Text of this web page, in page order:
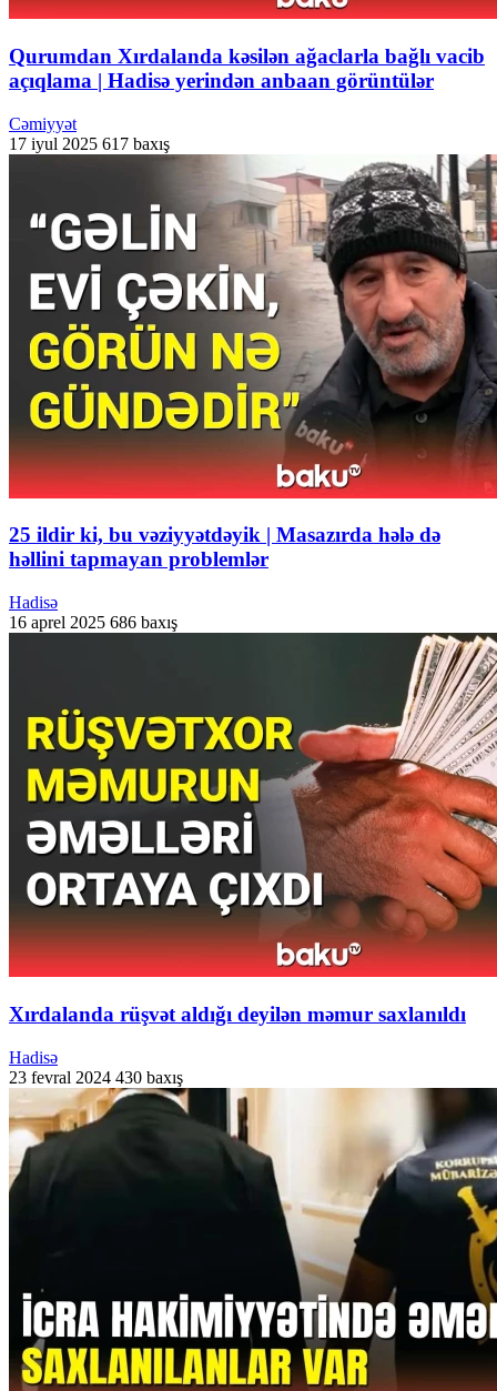
Qurumdan Xırdalanda kəsilən ağaclarla bağlı vacib
açıqlama | Hadisə yerindən anbaan görüntülər
Cəmiyyət
17 iyul 2025 617 baxış
25 ildir ki, bu vəziyyətdəyik | Masazırda hələ də
həllini tapmayan problemlər
Hadisə
16 aprel 2025 686 baxış
Xırdalanda rüşvət aldığı deyilən məmur saxlanıldı
Hadisə
23 fevral 2024 430 baxış